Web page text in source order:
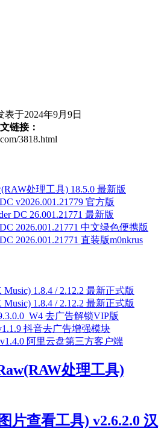
表于2024年9月9日
链接：
3818.html
处理工具) 18.5.0 最新版
v2026.001.21779 官方版
DC 26.001.21771 最新版
2026.001.21771 中文绿色便携版
2026.001.21771 直装版m0nkrus
1.8.4 / 2.12.2 最新正式版
1.8.4 / 2.12.2 最新正式版
去广告解锁VIP版
抖音去广告增强模块
阿里云盘第三方客户端
处理工具)
片查看工具) v2.6.2.0 汉